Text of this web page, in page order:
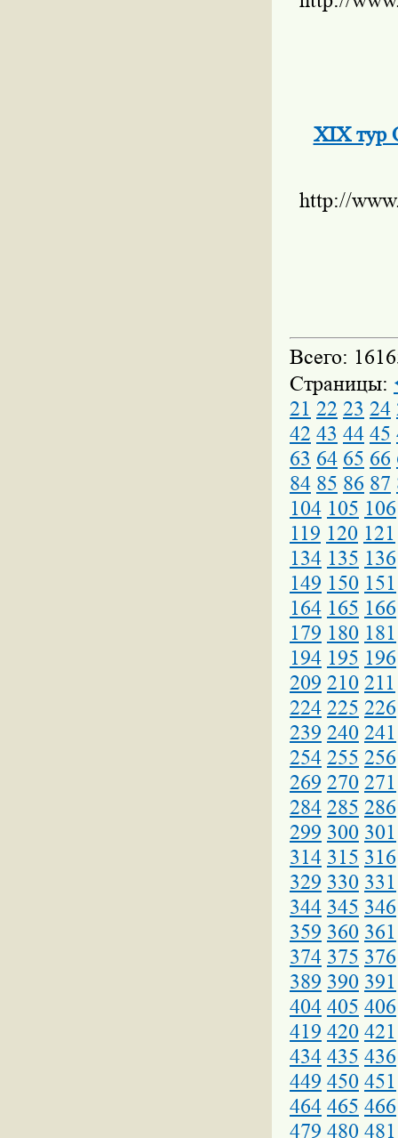
XIХ тур
http://
Всего:
Страницы:
21 22 23 24
42 43 44 45
63 64 65 66
84 85 86 87
104 105 106
119 120 121
134 135 136
149 150 151
164 165 166
179 180 181
194 195 196
209 210 211
224 225 226
239 240 241
254 255 256
269 270 271
284 285 286
299 300 301
314 315 316
329 330 331
344 345 346
359 360 361
374 375 376
389 390 391
404 405 406
419 420 421
434 435 436
449 450 451
464 465 466
479 480 481